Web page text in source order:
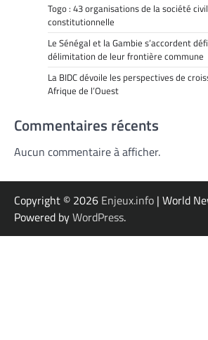
Togo : 43 organisations de la société
constitutionnelle
Le Sénégal et la Gambie s’accordent
délimitation de leur frontière commune
La BIDC dévoile les perspectives de
Afrique de l’Ouest
Commentaires récents
Aucun commentaire à afficher.
Copyright © 2026 Enjeux.info | World
Powered byWordPress.